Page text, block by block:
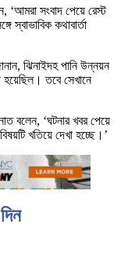
‘আমরা সংবাদ পেয়ে রেস্ট
স্বাভাবিক কথাবার্তা
ঝিনাইদহ পানি উন্নয়ন
হয়েছিল। তবে সেখানে
বলেন, ‘ঘটনার খবর পেয়ে
খতিয়ে দেখা হচ্ছে।’